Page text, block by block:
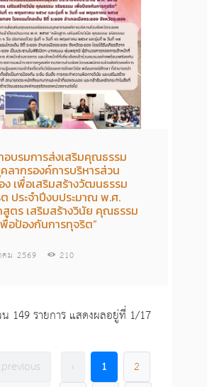
อบรมการส่งเสริมคุณธรรม
ลากรองค์การบริหารส่วน
ง เพื่อเสริมสร้างวัฒนธรรม
ประจำปีงบประมาณ พ.ศ.
สูตร เสริมสร้างวินัย คุณธรรม
อป้องกันการทุจริต”
ม 2569 210
149 รายการ แสดงผลอยู่ที่ 1/17
‹ 1
2